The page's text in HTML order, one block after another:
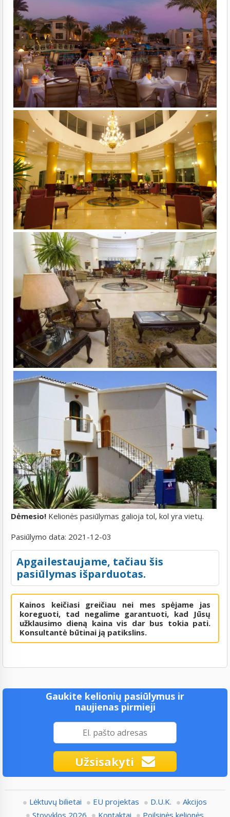
Dėmesio! Kelionės pasiūlymas galioja tol, kol yra vietų.
Pasiūlymo data: 2021-12-03
Apgailestaujame, tačiau šis
pasiūlymas išparduotas.
Kainos keičiasi greičiau nei mes spėjame jas
koreguoti, tad negalime garantuoti, kad Jūsų
užklausimo dieną kaina vis dar bus tokia pati.
Konsultantė būtinai ją patikslins.
Gaukite kelionių pasiūlymus ir
naujienas pirmieji
Užsisakyti
Lėktuvų bilietai EU projektas D.U.K.
Akcijos
Stovyklos 2026
Kontaktai Poilsinės kelionės